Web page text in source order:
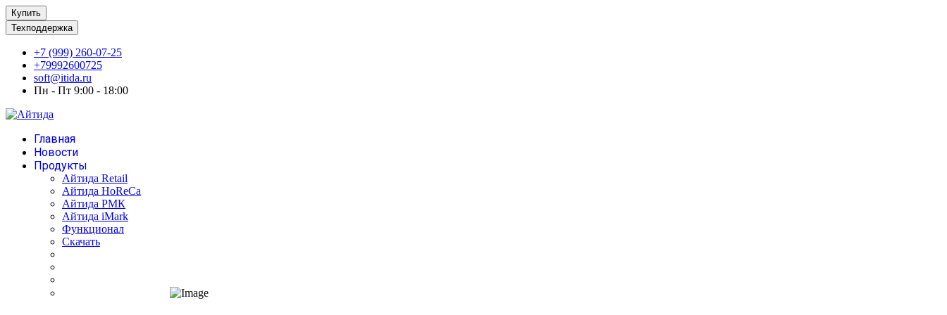
Купить
Техподдержка
+7 (999) 260-07-25
+79992600725
soft@itida.ru
Пн - Пт 9:00 - 18:00
Главная
Новости
Продукты
Айтида Retail
Айтида HoReCa
Айтида РМК
Айтида iMark
Функционал
Скачать